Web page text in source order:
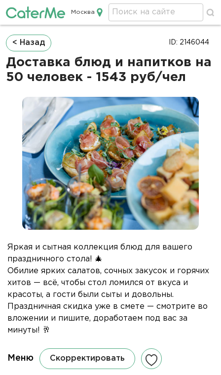
Кейтеринг в Москве
Москва
Строка
навигации
< Назад
Доставка блюд и напитков на
50 человек - 1543 руб/чел
ID: 2146044
Яркая и сытная коллекция блюд для вашего
праздничного стола! 🎄
Обилие ярких салатов, сочных закусок и горячих
хитов — всё, чтобы стол ломился от вкуса и
красоты, а гости были сыты и довольны.
Праздничная скидка уже в смете — смотрите во
вложении и пишите, доработаем под вас за
минуты! 🥂
Меню Скорректировать